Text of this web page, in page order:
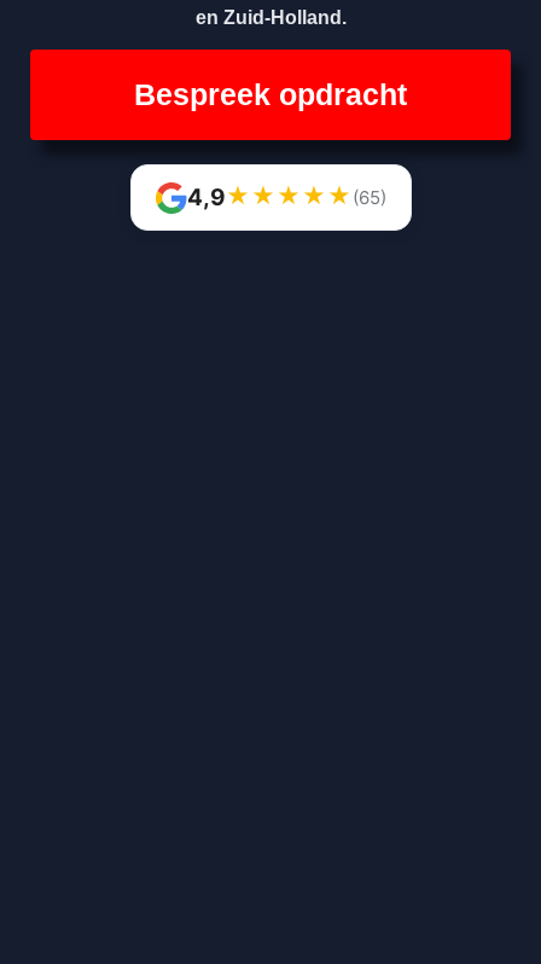
en Zuid-Holland.
Bespreek opdracht
4,9★ ★ ★ ★ ★ (65)